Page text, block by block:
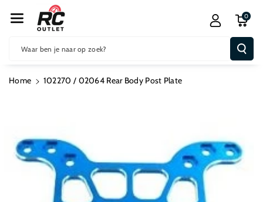
R De Conten
T
Waar ben je naar op zoek?
0
Home 102270 / 02064 Rear Body Post Plate